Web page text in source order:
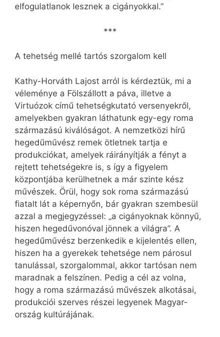
elfogulatlanok lesznek a cigányokkal.”
***
A tehetség mellé tartós szorgalom kell
Kathy-Horváth Lajost arról is kérdeztük, mi a
véleménye a Fölszállott a páva, illetve a
Virtuózok című tehetségkutató versenyekről,
amelyekben gyakran láthatunk egy-egy roma
származású kiválóságot. A nemzetközi hírű
hegedűművész remek ötletnek tartja e
produkciókat, amelyek ráirányítják a fényt a
rejtett tehetségekre is, s így a figyelem
központjába kerülhetnek a már szinte kész
művészek. Örül, hogy sok roma származású
fiatalt lát a képernyőn, bár gyakran szembesül
azzal a megjegyzéssel: „a cigányoknak könnyű,
hiszen hegedűvonóval jönnek a világra”. A
hegedűművész berzenkedik e kijelentés ellen,
hiszen ha a gyerekek tehetsége nem párosul
tanulással, szorgalommal, akkor tartósan nem
maradnak a felszínen. Pedig a cél az volna,
hogy a roma származású művészek alkotásai,
produkciói szerves részei legyenek Magyar­
ország kultúrájának.